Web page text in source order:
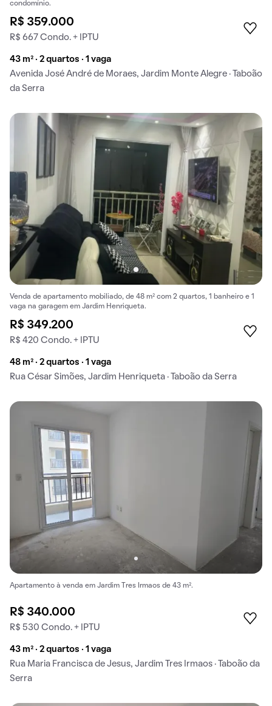
condomínio.
R$ 359.000
R$ 667 Condo. + IPTU
43 m² · 2 quartos · 1 vaga
Avenida José André de Moraes, Jardim Monte Alegre · Taboão
da Serra
Venda de apartamento mobiliado, de 48 m² com 2 quartos, 1 banheiro e 1
vaga na garagem em Jardim Henriqueta.
R$ 349.200
R$ 420 Condo. + IPTU
48 m² · 2 quartos · 1 vaga
Rua César Simões, Jardim Henriqueta · Taboão da Serra
Apartamento à venda em Jardim Tres Irmaos de 43 m².
R$ 340.000
R$ 530 Condo. + IPTU
43 m² · 2 quartos · 1 vaga
Rua Maria Francisca de Jesus, Jardim Tres Irmaos · Taboão da
Serra